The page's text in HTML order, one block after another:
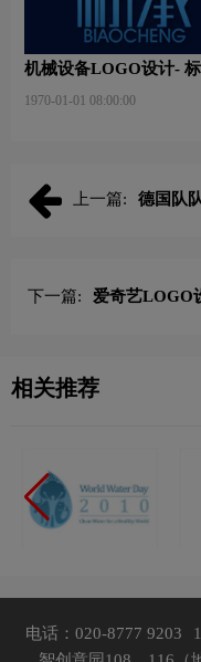
机械设备LOGO设计-
1970-01-01 08:00:00
上一篇:
德国队
下一篇: 爱奇艺LOGO
相关推荐
电话：020-8777 9203